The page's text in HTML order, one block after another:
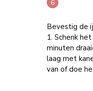
Bevestig de
1. Schenk
minuten
laag met
van of doe